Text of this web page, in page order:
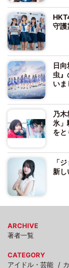
守護
日
虫』
いま
乃
氷」
をと
「
新し
ARCHIVE
著者一覧
CATEGORY
アイドル・芸能